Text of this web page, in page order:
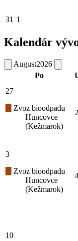
31 1
Kalendár
August2026
Po
27
Zvoz bioodpadu
Huncovce
(Kežmarok)
3
Zvoz bioodpadu
Huncovce
(Kežmarok)
4
10